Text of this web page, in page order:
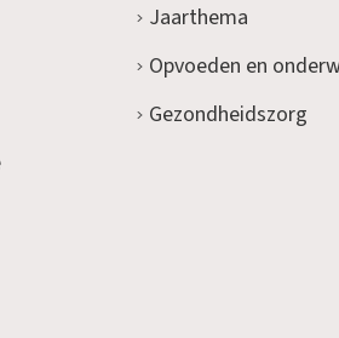
Jaarthema
Opvoeden en
Gezondheidszorg